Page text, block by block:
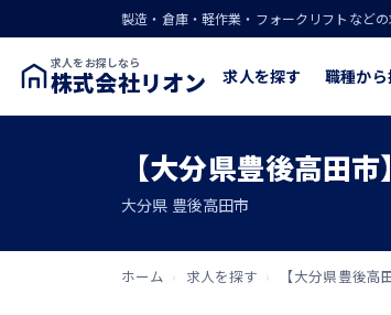
製造・倉庫・軽作業・フォークリフトなど
求人をお探しなら
株式会社リオン 求人を探す 職種から
【大分県豊後高田
大分県 豊後高田市
ホーム › 求人を探す › 【大分県豊後